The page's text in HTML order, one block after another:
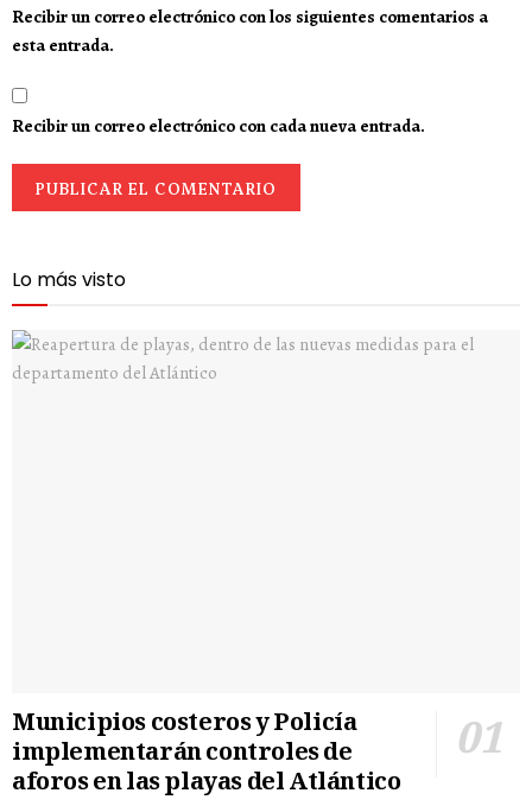
Recibir un correo electrónico con los siguientes comentarios a
esta entrada.
Recibir un correo electrónico con cada nueva entrada.
Lo más visto
Municipios costeros y Policía
implementarán controles de
aforos en las playas del Atlántico